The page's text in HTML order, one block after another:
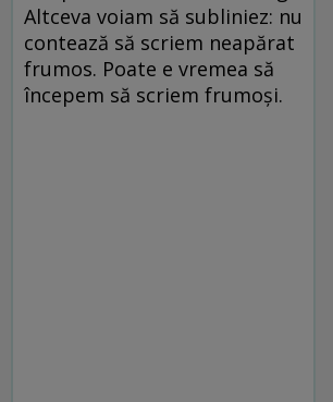
Altceva voiam să subliniez: nu
contează să scriem neapărat
frumos. Poate e vremea să
începem să scriem frumoși.